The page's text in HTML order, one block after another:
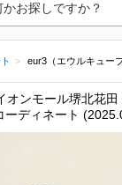
かお探しですか？
eur3（エウルキュー
オンモール堺北花田
ディネート